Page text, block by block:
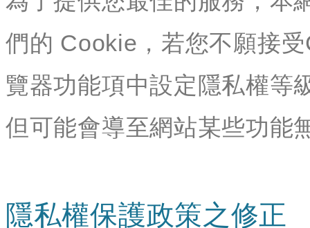
們的 Cookie，若您不願接
覽器功能項中設定隱私權等
但可能會導至網站某些功能
隱私權保護政策之修正